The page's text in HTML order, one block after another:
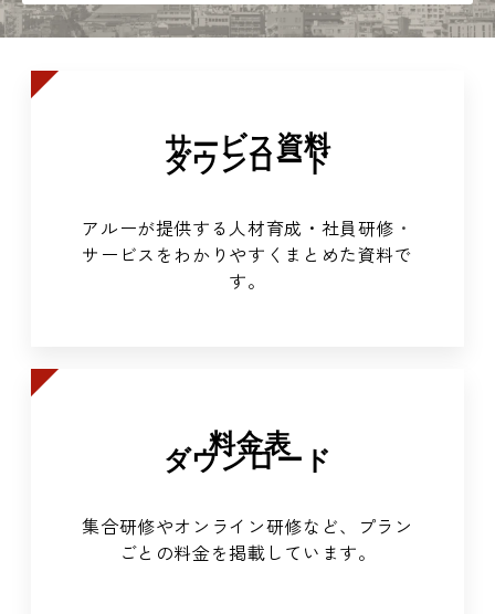
サービス資料
ダウンロード
アルーが提供する人材育成・社員研修 ・
サービスをわかりやすくまとめた資料で
す。
料金表
ダウンロード
集合研修やオンライン研修など、プラン
ごとの料金を掲載しています。